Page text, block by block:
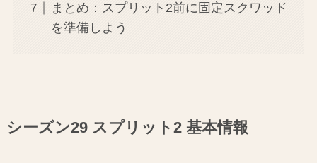
まとめ：スプリット2前に固定スクワッド
を準備しよう
シーズン29 スプリット2 基本情報